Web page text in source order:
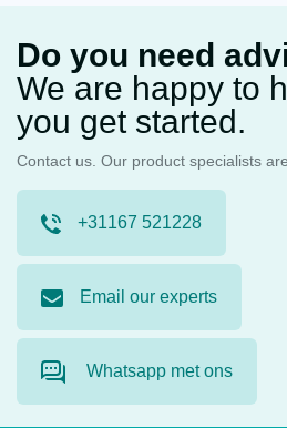
Do you need
We are happy to
you get started.
Contact us. Our product specialists
+31167 521228
Email our experts
Whatsapp met ons